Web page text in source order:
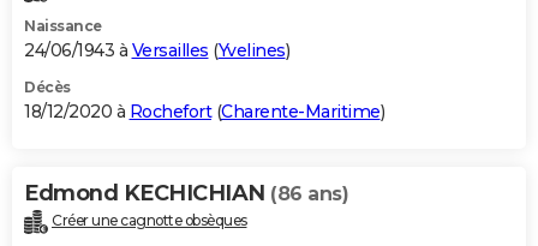
Naissance
24/06/1943 à Versailles (Yvelines)
Décès
18/12/2020 à Rochefort(Charente-Maritime)
Edmond KECHICHIAN (86 ans)
Créer une cagnotte obsèques